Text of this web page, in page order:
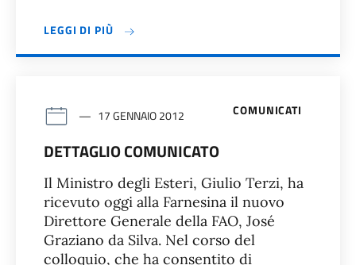
LEGGI DI PIÙ
COMUNICATI
17 GENNAIO 2012
DETTAGLIO COMUNICATO
Il Ministro degli Esteri, Giulio Terzi, ha
ricevuto oggi alla Farnesina il nuovo
Direttore Generale della FAO, José
Graziano da Silva. Nel corso del
colloquio, che ha consentito di